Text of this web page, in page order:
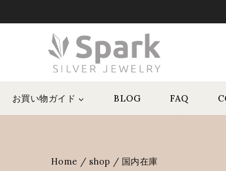
お買い物ガイド BLOG FAQ
Home / shop / 国内在庫